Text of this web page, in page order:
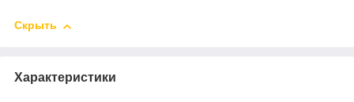
Скрыть
Характеристики